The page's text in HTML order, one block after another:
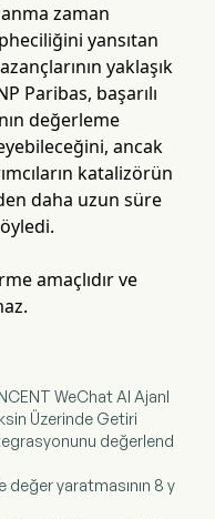
zaman
yansıtan
yaklaşık
Paribas, başarılı
değerleme
ancak
katalizörün
daha uzun süre
amaçlıdır ve
WeChat AI Ajanl
Üzerinde Getiri
değerlend
değer yaratmasının 8 y